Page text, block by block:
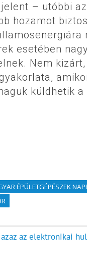
– utóbbi
hozamot
esetében
Nem
küldhetik a
ÉPÜLETGÉPÉSZEK
az elektronikai